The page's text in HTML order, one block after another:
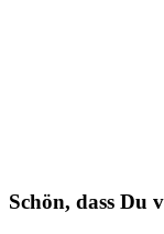
Schön, dass Du